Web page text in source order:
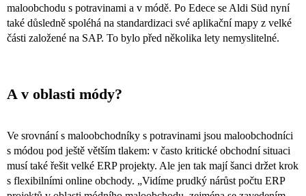
maloobchodu s potravinami a v módě. Po Edece se Aldi Süd nyní
také důsledně spoléhá na standardizaci své aplikační mapy z velké
části založené na SAP. To bylo před několika lety nemyslitelné.
A v oblasti módy?
Ve srovnání s maloobchodníky s potravinami jsou maloobchodníci
s módou pod ještě větším tlakem: v často kritické obchodní situaci
musí také řešit velké ERP projekty. Ale jen tak mají šanci držet krok
s flexibilními online obchody. „Vidíme prudký nárůst počtu ERP